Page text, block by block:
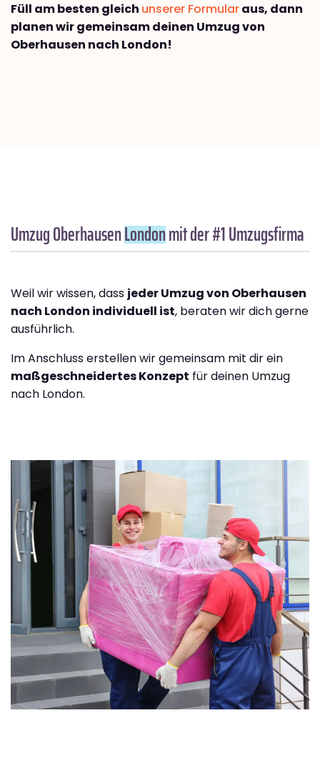
Füll am besten gleich unserer Formularaus, dann
planen wir gemeinsam deinen Umzug von
Oberhausen nach London!
Umzug OberhausenLondonmit der #1 Umzugsfirma
Weil wir wissen, dass jeder Umzug von Oberhausen
nach London individuell ist, beraten wir dich gerne
ausführlich.
Im Anschluss erstellen wir gemeinsam mit dir ein
maßgeschneidertes Konzept für deinen Umzug
nach London.